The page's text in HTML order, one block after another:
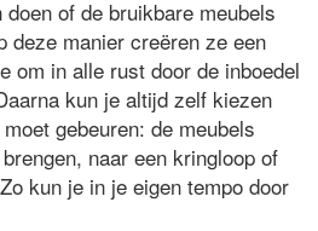
of de bruikbare meubels
deze manier creëren ze een
om in alle rust door de inboedel
kun je altijd zelf kiezen
gebeuren: de meubels
naar een kringloop of
kun je in je eigen tempo door